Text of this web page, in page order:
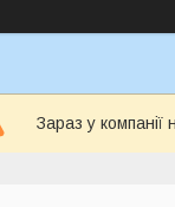
Зараз у